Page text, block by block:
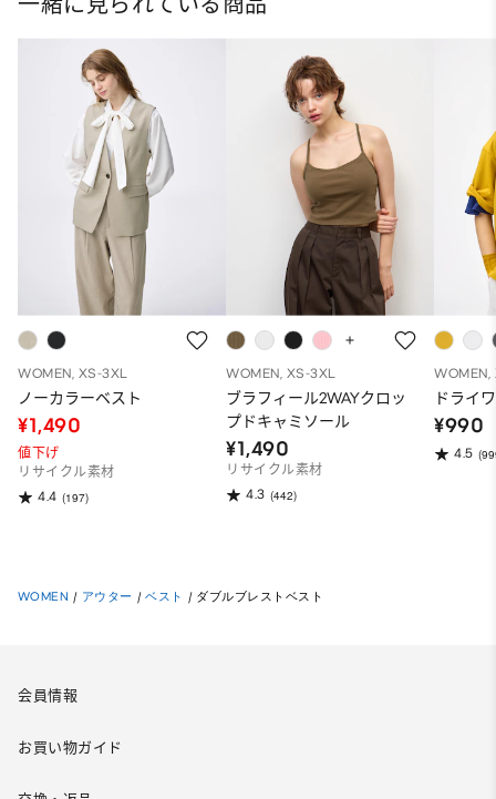
WOMEN, XS-3XL
ノーカラーベスト
¥1,490
値下げ
リサイクル素材
4.4 (197)
WOMEN, XS-3XL
ブラフィール2WAYクロッ
プドキャミソール
¥1,490
リサイクル素材
4.3 (442)
WOMEN,
ドライ
¥990
4.5
WOMEN / アウター / ベスト / ダブルブレストベスト
会員情報
お買い物ガイド